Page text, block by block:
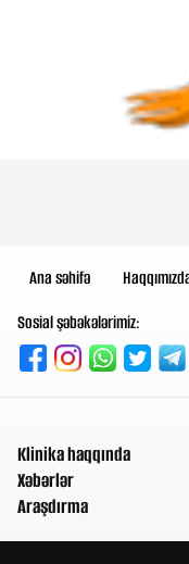
Ana səhifə
Sosial şəbəkələrimiz:
Klinika haqqında
Xəbərlər
Araşdırma